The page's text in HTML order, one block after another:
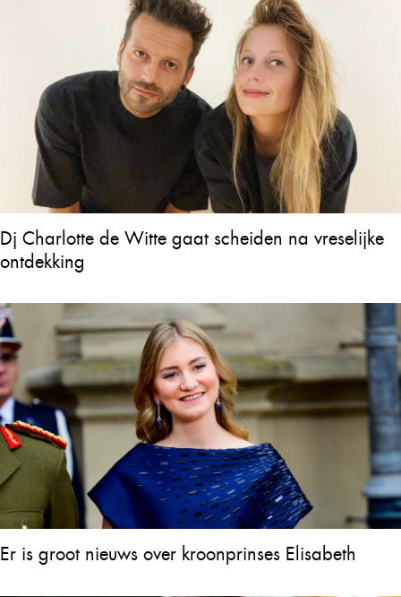
Dj Charlotte de Witte gaat scheiden na vreselijke
ontdekking
Er is groot nieuws over kroonprinses Elisabeth